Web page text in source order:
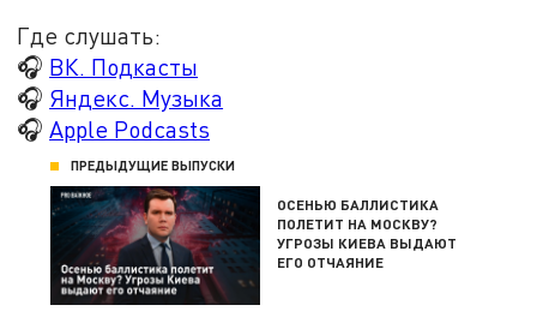
Где слушать:
🎧 ВК. Подкасты
🎧 Яндекс. Музыка
🎧 Apple Podcasts
ПРЕДЫДУЩИЕ ВЫПУСКИ
ОСЕНЬЮ БАЛЛИСТИКА
ПОЛЕТИТ НА МОСКВУ?
УГРОЗЫ КИЕВА ВЫДАЮТ
ЕГО ОТЧАЯНИЕ